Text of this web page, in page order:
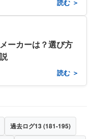
読む ＞
ーカーは？選び方
読む ＞
過去ログ13 (181-195)